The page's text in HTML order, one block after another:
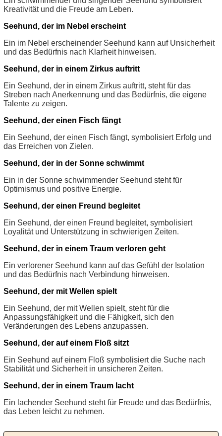
Kreativität und die Freude am Leben.
Seehund, der im Nebel erscheint
Ein im Nebel erscheinender Seehund kann auf Unsicherheit
und das Bedürfnis nach Klarheit hinweisen.
Seehund, der in einem Zirkus auftritt
Ein Seehund, der in einem Zirkus auftritt, steht für das
Streben nach Anerkennung und das Bedürfnis, die eigene
Talente zu zeigen.
Seehund, der einen Fisch fängt
Ein Seehund, der einen Fisch fängt, symbolisiert Erfolg und
das Erreichen von Zielen.
Seehund, der in der Sonne schwimmt
Ein in der Sonne schwimmender Seehund steht für
Optimismus und positive Energie.
Seehund, der einen Freund begleitet
Ein Seehund, der einen Freund begleitet, symbolisiert
Loyalität und Unterstützung in schwierigen Zeiten.
Seehund, der in einem Traum verloren geht
Ein verlorener Seehund kann auf das Gefühl der Isolation
und das Bedürfnis nach Verbindung hinweisen.
Seehund, der mit Wellen spielt
Ein Seehund, der mit Wellen spielt, steht für die
Anpassungsfähigkeit und die Fähigkeit, sich den
Veränderungen des Lebens anzupassen.
Seehund, der auf einem Floß sitzt
Ein Seehund auf einem Floß symbolisiert die Suche nach
Stabilität und Sicherheit in unsicheren Zeiten.
Seehund, der in einem Traum lacht
Ein lachender Seehund steht für Freude und das Bedürfnis,
das Leben leicht zu nehmen.